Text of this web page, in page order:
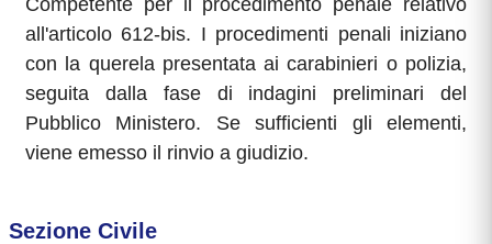
Competente per il procedimento penale relativo
all'articolo 612-bis. I procedimenti penali iniziano
con la querela presentata ai carabinieri o polizia,
seguita dalla fase di indagini preliminari del
Pubblico Ministero. Se sufficienti gli elementi,
viene emesso il rinvio a giudizio.
Sezione Civile